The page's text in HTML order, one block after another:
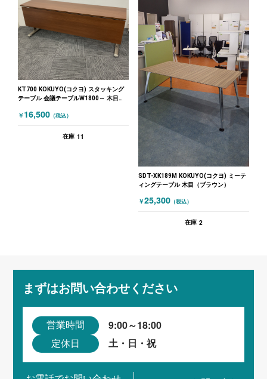
KT700 KOKUYO(コクヨ) スタッキング
テーブル 会議テーブルW1800～ 木目
￥ 16,500 （税込）
在庫 11
SDT-XK189M KOKUYO(コクヨ) ミーテ
ィングテーブル 木目（ブラウン）
￥25,300 （税込）
在庫 2
まずはお問い合わせください
営業時間 9:00～18:00
定休日 土・日・祝